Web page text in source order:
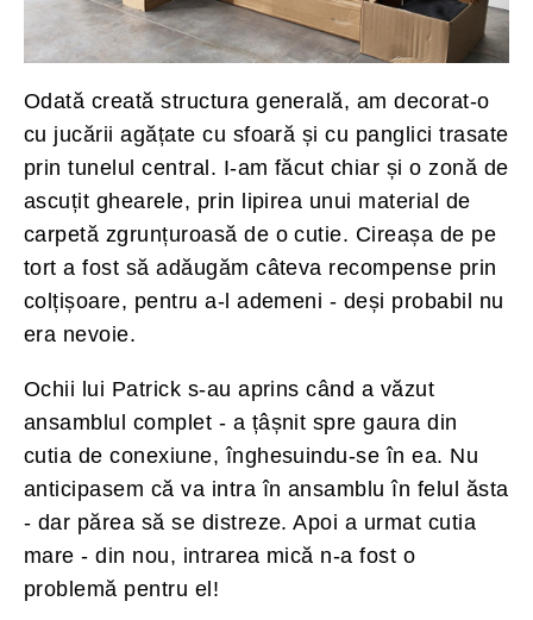
Odată creată structura generală, am decorat-o
cu jucării agățate cu sfoară și cu panglici trasate
prin tunelul central. I-am făcut chiar și o zonă de
ascuțit ghearele, prin lipirea unui material de
carpetă zgrunțuroasă de o cutie. Cireașa de pe
tort a fost să adăugăm câteva recompense prin
colțișoare, pentru a-l ademeni - deși probabil nu
era nevoie.
Ochii lui Patrick s-au aprins când a văzut
ansamblul complet - a țâșnit spre gaura din
cutia de conexiune, înghesuindu-se în ea. Nu
anticipasem că va intra în ansamblu în felul ăsta
- dar părea să se distreze. Apoi a urmat cutia
mare - din nou, intrarea mică n-a fost o
problemă pentru el!